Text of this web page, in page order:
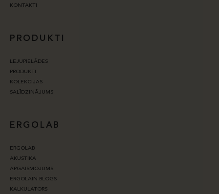
KONTAKTI
PRODUKTI
LEJUPIELĀDES
PRODUKTI
KOLEKCIJAS
SALĪDZINĀJUMS
ERGOLAB
ERGOLAB
AKUSTIKA
APGAISMOJUMS
ERGOLAIN BLOGS
KALKULATORS